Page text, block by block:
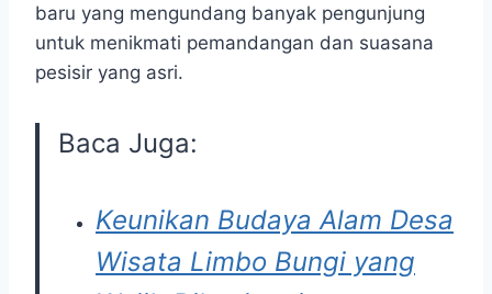
baru yang mengundang banyak pengunjung
untuk menikmati pemandangan dan suasana
pesisir yang asri.
Baca Juga:
Keunikan Budaya Alam Desa
Wisata Limbo Bungi yang